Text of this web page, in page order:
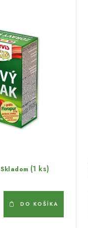
Skladom (1 ks)
DO KOŠÍKA